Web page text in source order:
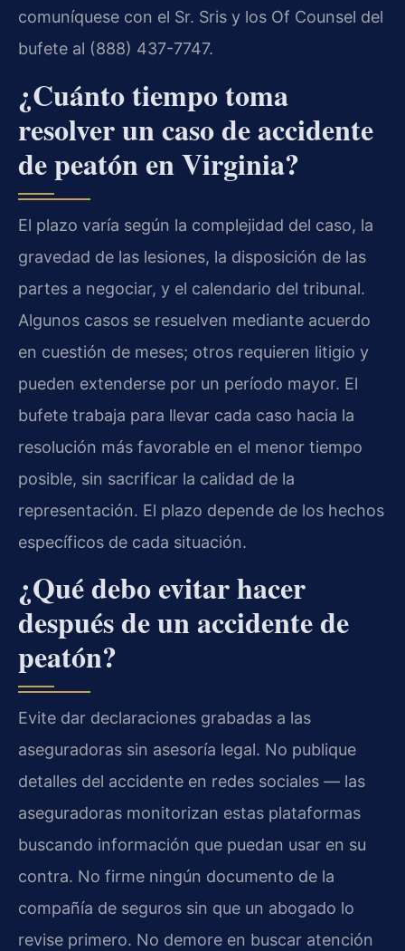
comuníquese con el Sr. Sris y los Of Counsel del
bufete al (888) 437-7747.
¿Cuánto tiempo toma
resolver un caso de accidente
de peatón en Virginia?
El plazo varía según la complejidad del caso, la
gravedad de las lesiones, la disposición de las
partes a negociar, y el calendario del tribunal.
Algunos casos se resuelven mediante acuerdo
en cuestión de meses; otros requieren litigio y
pueden extenderse por un período mayor. El
bufete trabaja para llevar cada caso hacia la
resolución más favorable en el menor tiempo
posible, sin sacrificar la calidad de la
representación. El plazo depende de los hechos
específicos de cada situación.
¿Qué debo evitar hacer
después de un accidente de
peatón?
Evite dar declaraciones grabadas a las
aseguradoras sin asesoría legal. No publique
detalles del accidente en redes sociales — las
aseguradoras monitorizan estas plataformas
buscando información que puedan usar en su
contra. No firme ningún documento de la
compañía de seguros sin que un abogado lo
revise primero. No demore en buscar atención